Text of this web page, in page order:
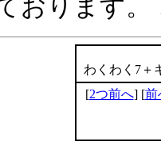
おります。
わくわく7＋
[2つ前へ] [前